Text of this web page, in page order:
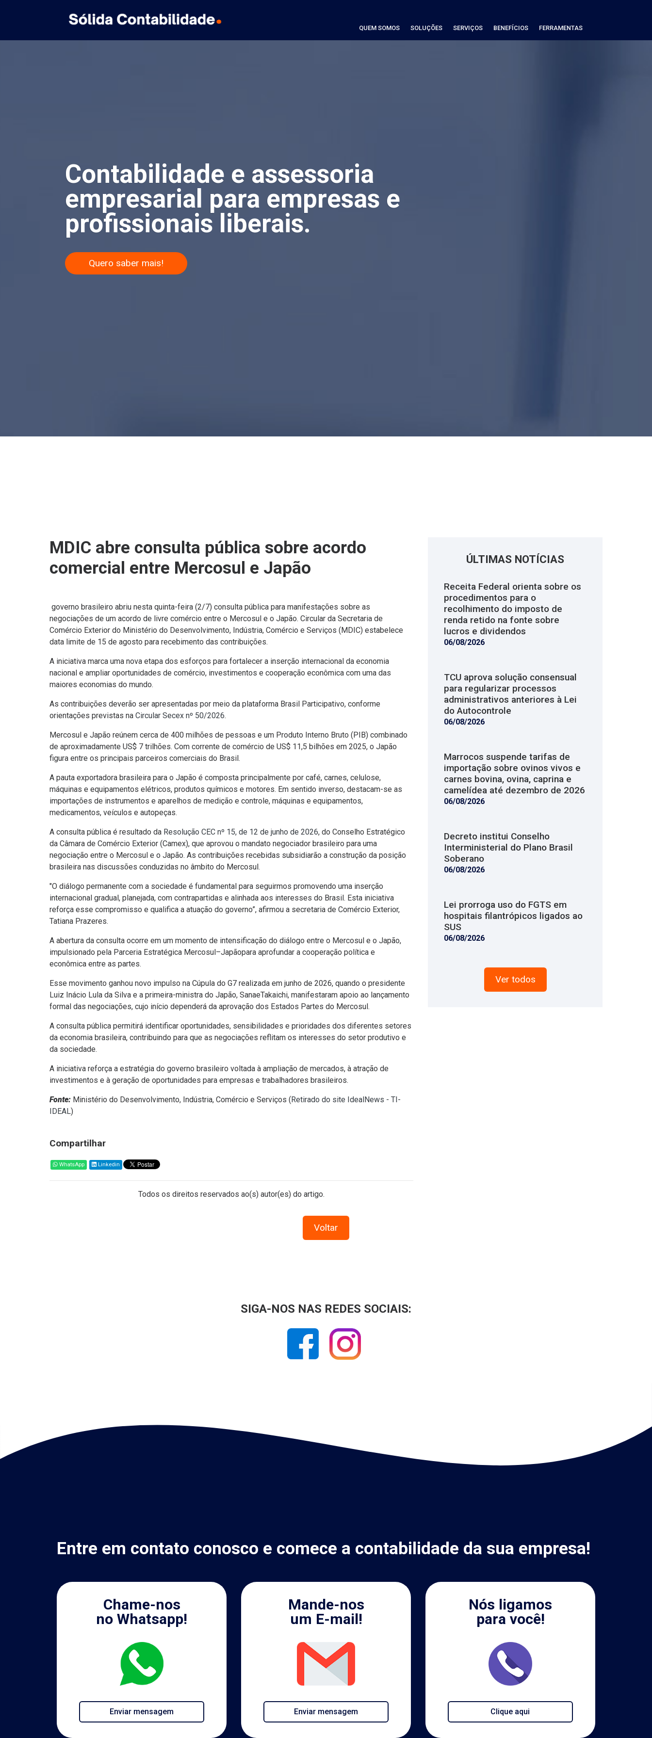
QUEM SOMOS SOLUÇÕES SERVIÇOS BENEFÍCIOS FERRAMENTAS
Contabilidade e assessoria
empresarial para empresas e
profissionais liberais.
Quero saber mais!
MDIC abre consulta pública sobre acordo
comercial entre Mercosul e Japão
governo brasileiro abriu nesta quinta-feira (2/7) consulta pública para manifestações sobre as
negociações de um acordo de livre comércio entre o Mercosul e o Japão. Circular da Secretaria de
Comércio Exterior do Ministério do Desenvolvimento, Indústria, Comércio e Serviços (MDIC) estabelece
data limite de 15 de agosto para recebimento das contribuições.
A iniciativa marca uma nova etapa dos esforços para fortalecer a inserção internacional da economia
nacional e ampliar oportunidades de comércio, investimentos e cooperação econômica com uma das
maiores economias do mundo.
As contribuições deverão ser apresentadas por meio da plataforma Brasil Participativo, conforme
orientações previstas na Circular Secex nº 50/2026.
Mercosul e Japão reúnem cerca de 400 milhões de pessoas e um Produto Interno Bruto (PIB) combinado
de aproximadamente US$ 7 trilhões. Com corrente de comércio de US$ 11,5 bilhões em 2025, o Japão
figura entre os principais parceiros comerciais do Brasil.
A pauta exportadora brasileira para o Japão é composta principalmente por café, carnes, celulose,
máquinas e equipamentos elétricos, produtos químicos e motores. Em sentido inverso, destacam-se as
importações de instrumentos e aparelhos de medição e controle, máquinas e equipamentos,
medicamentos, veículos e autopeças.
A consulta pública é resultado da Resolução CEC nº 15, de 12 de junho de 2026, do Conselho Estratégico
da Câmara de Comércio Exterior (Camex), que aprovou o mandato negociador brasileiro para uma
negociação entre o Mercosul e o Japão. As contribuições recebidas subsidiarão a construção da posição
brasileira nas discussões conduzidas no âmbito do Mercosul.
"O diálogo permanente com a sociedade é fundamental para seguirmos promovendo uma inserção
internacional gradual, planejada, com contrapartidas e alinhada aos interesses do Brasil. Esta iniciativa
reforça esse compromisso e qualifica a atuação do governo”, afirmou a secretaria de Comércio Exterior,
Tatiana Prazeres.
A abertura da consulta ocorre em um momento de intensificação do diálogo entre o Mercosul e o Japão,
impulsionado pela Parceria Estratégica Mercosul–Japãopara aprofundar a cooperação política e
econômica entre as partes.
Esse movimento ganhou novo impulso na Cúpula do G7 realizada em junho de 2026, quando o presidente
Luiz Inácio Lula da Silva e a primeira-ministra do Japão, SanaeTakaichi, manifestaram apoio ao lançamento
formal das negociações, cujo início dependerá da aprovação dos Estados Partes do Mercosul.
A consulta pública permitirá identificar oportunidades, sensibilidades e prioridades dos diferentes setores
da economia brasileira, contribuindo para que as negociações reflitam os interesses do setor produtivo e
da sociedade.
A iniciativa reforça a estratégia do governo brasileiro voltada à ampliação de mercados, à atração de
investimentos e à geração de oportunidades para empresas e trabalhadores brasileiros.
Fonte: Ministério do Desenvolvimento, Indústria, Comércio e Serviços (Retirado do site IdealNews - TI-
IDEAL)
Compartilhar
WhatsApp Linkedin
Todos os direitos reservados ao(s) autor(es) do artigo.
ÚLTIMAS NOTÍCIAS
Receita Federal orienta sobre os
procedimentos para o
recolhimento do imposto de
renda retido na fonte sobre
lucros e dividendos
06/08/2026
TCU aprova solução consensual
para regularizar processos
administrativos anteriores à Lei
do Autocontrole
06/08/2026
Marrocos suspende tarifas de
importação sobre ovinos vivos e
carnes bovina, ovina, caprina e
camelídea até dezembro de 2026
06/08/2026
Decreto institui Conselho
Interministerial do Plano Brasil
Soberano
06/08/2026
Lei prorroga uso do FGTS em
hospitais filantrópicos ligados ao
SUS
06/08/2026
Ver todos
Voltar
SIGA-NOS NAS REDES SOCIAIS:
Entre em contato conosco e comece a contabilidade da sua empresa!
Chame-nos
no Whatsapp!
Enviar mensagem
Mande-nos
um E-mail!
Enviar mensagem
Nós ligamos
para você!
Clique aqui